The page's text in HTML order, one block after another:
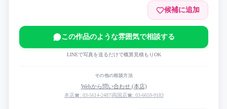
候補に追加
この作品のような雰囲気で相談する
LINEで写真を送るだけで概算見積もりOK
その他の相談方法
Webから問い合わせ (本店)
本店☎: 03-5614-2487|両国店☎: 03-6659-9183